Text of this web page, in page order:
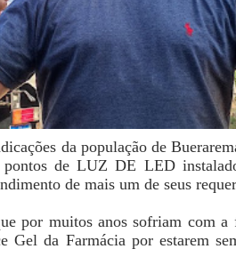
da população de
pontos de LUZ DE LED
de mais um de seus
por muitos anos sofriam com a
da Farmácia por estarem